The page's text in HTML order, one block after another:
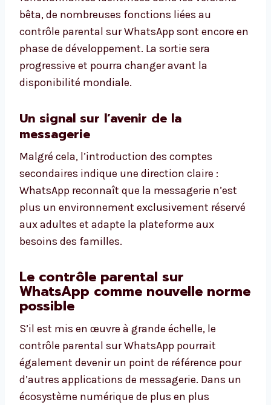
bêta, de nombreuses fonctions liées au
contrôle parental sur WhatsApp sont encore en
phase de développement. La sortie sera
progressive et pourra changer avant la
disponibilité mondiale.
Un signal sur l’avenir de la
messagerie
Malgré cela, l’introduction des comptes
secondaires indique une direction claire :
WhatsApp reconnaît que la messagerie n’est
plus un environnement exclusivement réservé
aux adultes et adapte la plateforme aux
besoins des familles.
Le contrôle parental sur
WhatsApp comme nouvelle norme
possible
S’il est mis en œuvre à grande échelle, le
contrôle parental sur WhatsApp pourrait
également devenir un point de référence pour
d’autres applications de messagerie. Dans un
écosystème numérique de plus en plus